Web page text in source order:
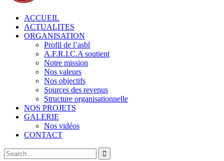
ACCUEIL
ACTUALITES
ORGANISATION
Profil de l’asbl
A.F.R.I.C.A soutient
Notre mission
Nos valeurs
Nos objectifs
Sources des revenus
Structure organisationnelle
NOS PROJETS
GALERIE
Nos vidéos
CONTACT